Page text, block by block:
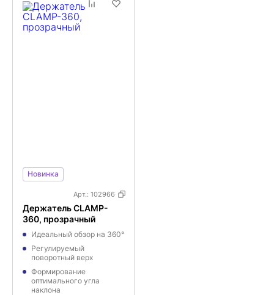
Новинка
Арт.: 102966
Держатель CLAMP-
360, прозрачный
Идеальный обзор на 360°
Регулируемый
поворотный верх
Формирование
оптимального угла
наклона